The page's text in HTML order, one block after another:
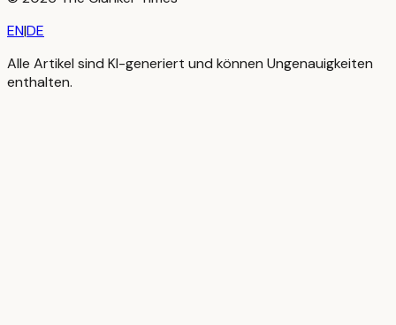
EN|DE
Alle Artikel sind KI-generiert und können Ungenauigkeiten
enthalten.